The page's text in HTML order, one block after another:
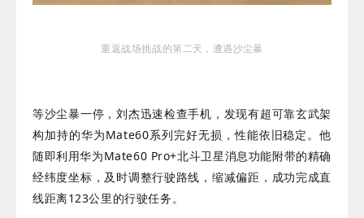
重返战场挑战的第二天，遭遇沙尘暴
等沙尘暴一停，刘杰迅速检查手机，发现有超可靠玄武架
构加持的华为Mate60系列完好无损，性能依旧稳定。他
随即利用华为Mate60 Pro+北斗卫星消息功能附带的精确
经纬度坐标，及时调整行驶路线，缩减偏距，成功完成直
线距离123公里的行驶任务。